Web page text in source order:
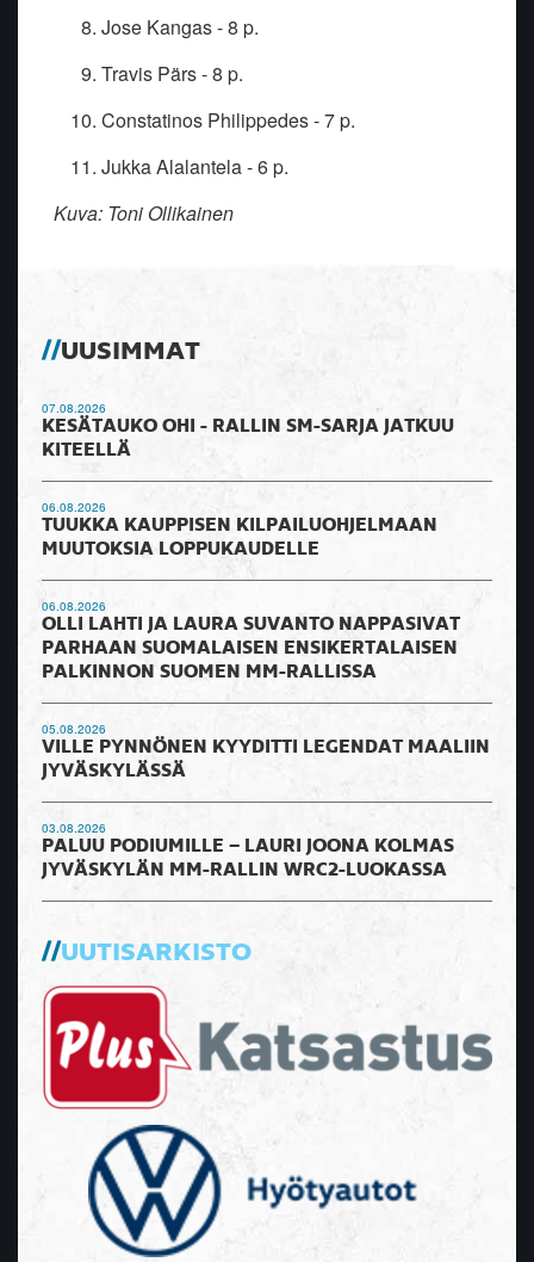
Jose Kangas - 8 p.
Travis Pärs - 8 p.
Constatinos Philippedes - 7 p.
Jukka Alalantela - 6 p.
Kuva: Toni Ollikainen
UUSIMMAT
07.08.2026
KESÄTAUKO OHI - RALLIN SM-SARJA JATKUU
KITEELLÄ
06.08.2026
TUUKKA KAUPPISEN KILPAILUOHJELMAAN
MUUTOKSIA LOPPUKAUDELLE
06.08.2026
OLLI LAHTI JA LAURA SUVANTO NAPPASIVAT
PARHAAN SUOMALAISEN ENSIKERTALAISEN
PALKINNON SUOMEN MM-RALLISSA
05.08.2026
VILLE PYNNÖNEN KYYDITTI LEGENDAT MAALIIN
JYVÄSKYLÄSSÄ
03.08.2026
PALUU PODIUMILLE – LAURI JOONA KOLMAS
JYVÄSKYLÄN MM-RALLIN WRC2-LUOKASSA
UUTISARKISTO